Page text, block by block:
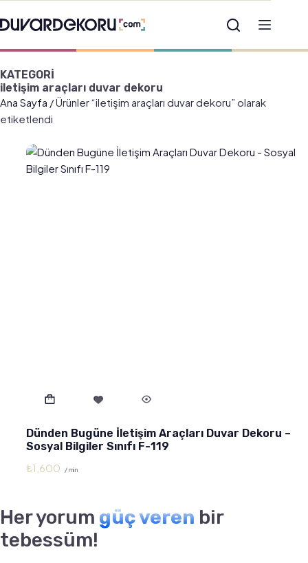
KATEGORİ
iletişim araçları duvar dekoru
Ana Sayfa / Ürünler “iletişim araçları duvar dekoru” olarak
etiketlendi
Dünden Bugüne İletişim Araçları Duvar Dekoru –
Sosyal Bilgiler Sınıfı F-119
₺1,600 / min
Her yorum güç veren bir
tebessüm!